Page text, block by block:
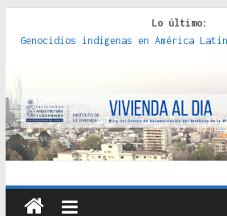
Lo último:
Genocidios indígenas en América
políticas, prácticas y
crítica de las fronteras
Criterios técnicos para una vivienda
Red de consultorios de la Caja del
Santiago : un patrimonio emblemático